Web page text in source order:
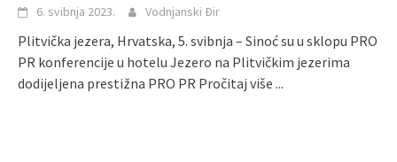
6. svibnja 2023. Vodnjanski Đir
Plitvička jezera, Hrvatska, 5. svibnja – Sinoć su u sklopu PRO
PR konferencije u hotelu Jezero na Plitvičkim jezerima
dodijeljena prestižna PRO PR Pročitaj više ...